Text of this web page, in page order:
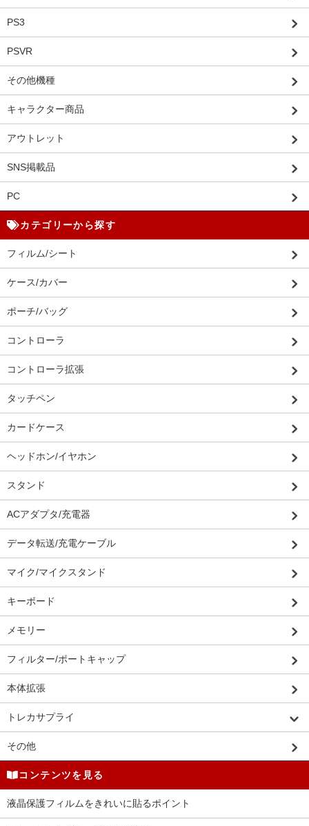
PS3
PSVR
その他機種
キャラクター商品
アウトレット
SNS掲載品
PC
カテゴリーから探す
フィルム/シート
ケース/カバー
ポーチ/バッグ
コントローラ
コントローラ拡張
タッチペン
カードケース
ヘッドホン/イヤホン
スタンド
ACアダプタ/充電器
データ転送/充電ケーブル
マイク/マイクスタンド
キーボード
メモリー
フィルター/ポートキャップ
本体拡張
トレカサプライ
その他
コンテンツを見る
液晶保護フィルムをきれいに貼るポイント